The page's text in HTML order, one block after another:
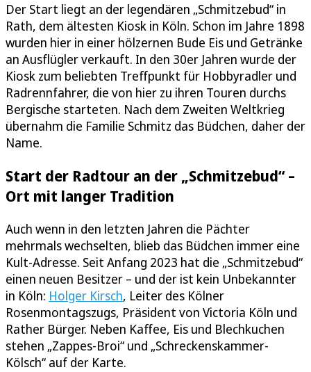
Der Start liegt an der legendären „Schmitzebud“ in
Rath, dem ältesten Kiosk in Köln. Schon im Jahre 1898
wurden hier in einer hölzernen Bude Eis und Getränke
an Ausflügler verkauft. In den 30er Jahren wurde der
Kiosk zum beliebten Treffpunkt für Hobbyradler und
Radrennfahrer, die von hier zu ihren Touren durchs
Bergische starteten. Nach dem Zweiten Weltkrieg
übernahm die Familie Schmitz das Büdchen, daher der
Name.
Start der Radtour an der „Schmitzebud“ –
Ort mit langer Tradition
Auch wenn in den letzten Jahren die Pächter
mehrmals wechselten, blieb das Büdchen immer eine
Kult-Adresse. Seit Anfang 2023 hat die „Schmitzebud“
einen neuen Besitzer – und der ist kein Unbekannter
in Köln: Holger Kirsch, Leiter des Kölner
Rosenmontagszugs, Präsident von Victoria Köln und
Rather Bürger. Neben Kaffee, Eis und Blechkuchen
stehen „Zappes-Broi“ und „Schreckenskammer-
Kölsch“ auf der Karte.